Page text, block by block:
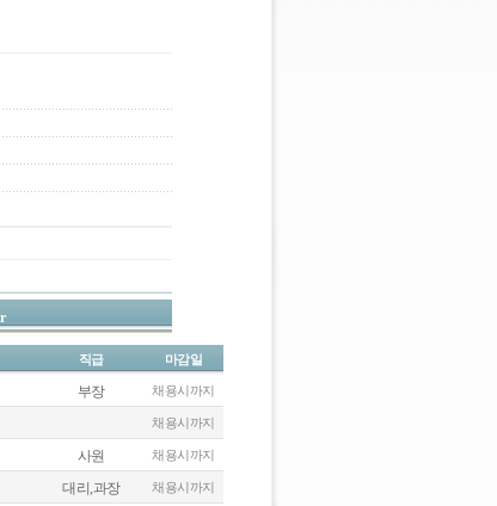
직급 마감일
부장 채용시까지
채용시까지
사원 채용시까지
대리,과장 채용시까지